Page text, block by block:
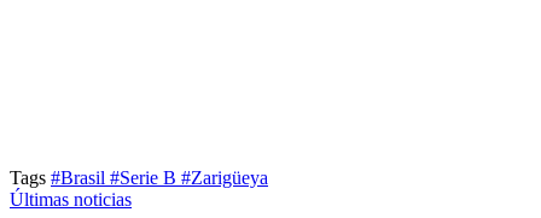
Tags #Brasil #Serie B #Zarigüeya
Últimas noticias